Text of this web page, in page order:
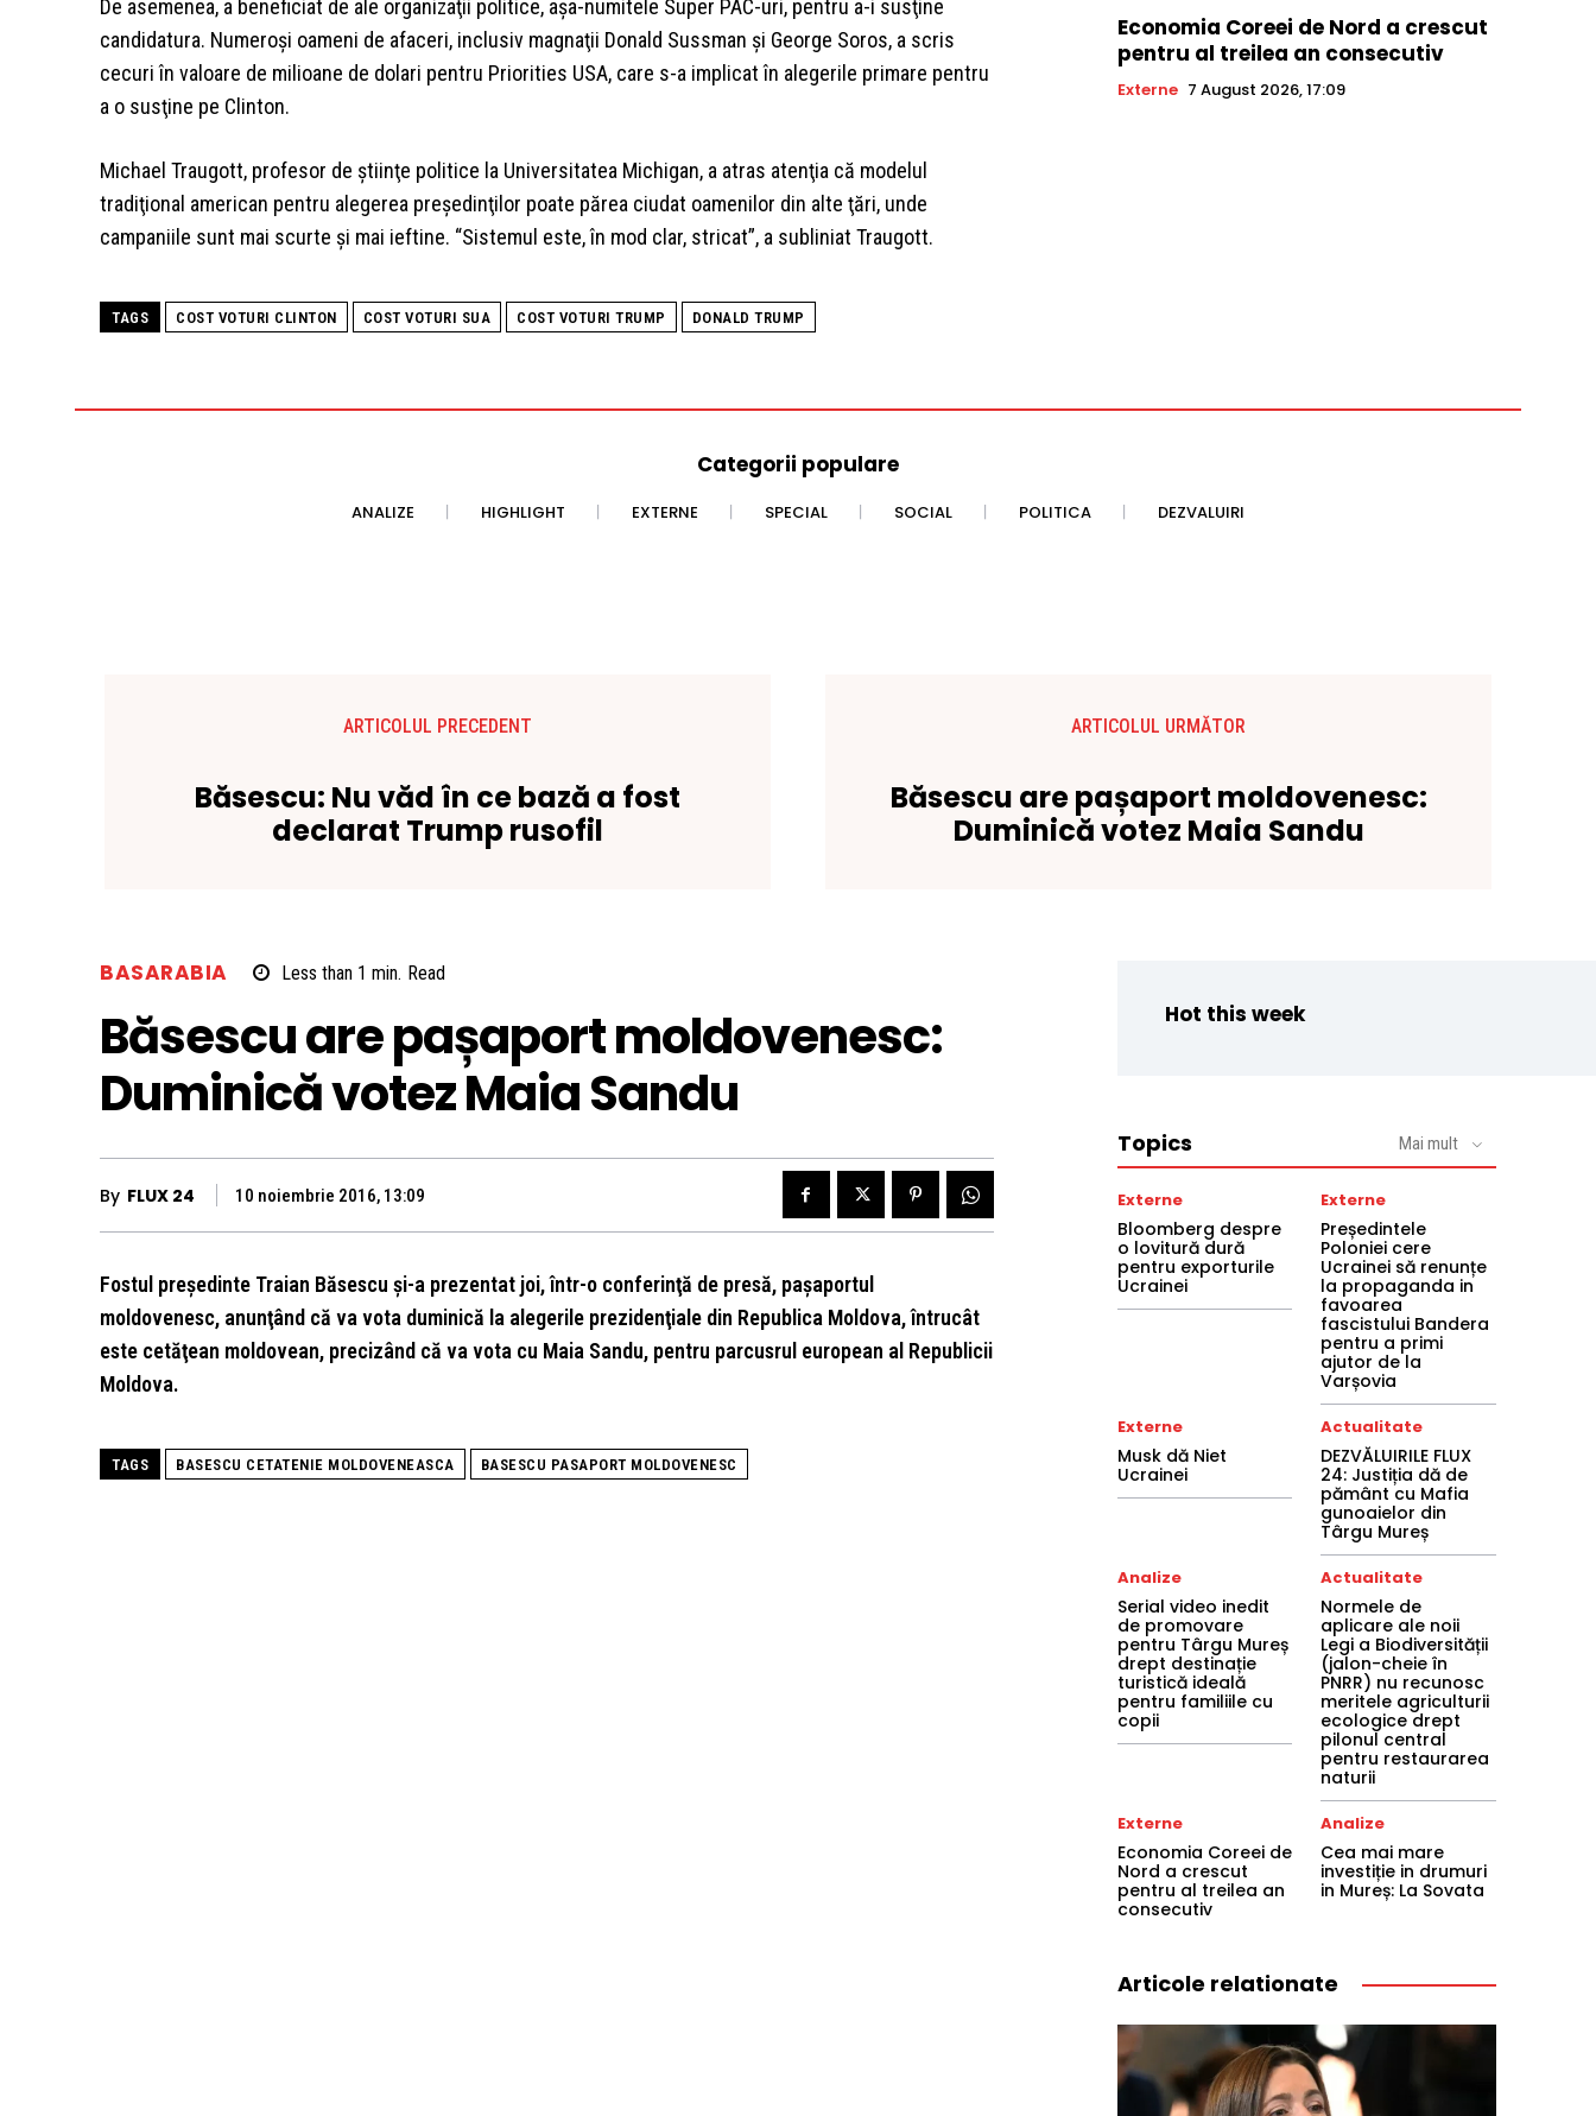
De asemenea, a beneficiat de ale organizaţii politice, aşa-numitele Super PAC-uri, pentru a-i susţine
candidatura. Numeroşi oameni de afaceri, inclusiv magnaţii Donald Sussman şi George Soros, a scris
cecuri în valoare de milioane de dolari pentru Priorities USA, care s-a implicat în alegerile primare pentru
a o susţine pe Clinton.
Michael Traugott, profesor de ştiinţe politice la Universitatea Michigan, a atras atenţia că modelul
tradiţional american pentru alegerea preşedinţilor poate părea ciudat oamenilor din alte ţări, unde
campaniile sunt mai scurte şi mai ieftine. “Sistemul este, în mod clar, stricat”, a subliniat Traugott.
TAGS COST VOTURI CLINTON COST VOTURI SUA COST VOTURI TRUMP DONALD TRUMP
Economia Coreei de Nord a crescut
pentru al treilea an consecutiv
Externe 7 August 2026, 17:09
Categorii populare
ANALIZE HIGHLIGHT EXTERNE SPECIAL SOCIAL POLITICA DEZVALUIRI
ARTICOLUL PRECEDENT
Băsescu: Nu văd în ce bază a fost
declarat Trump rusofil
ARTICOLUL URMĂTOR
Băsescu are pașaport moldovenesc:
Duminică votez Maia Sandu